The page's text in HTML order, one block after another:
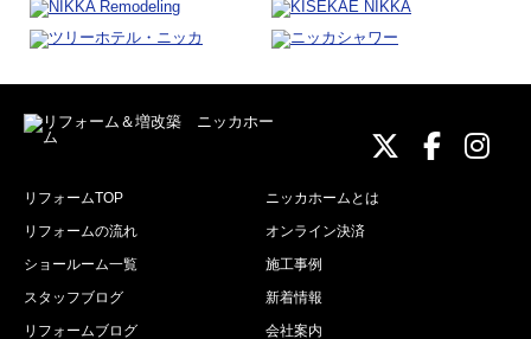
ニッカ
ニッニ
リフォームTOP
ニッカホームとは
リフォームの流れ
オンライン決済
ショールーム一覧
施工事例
スタッフブログ
新着情報
リフォームブログ
会社案内